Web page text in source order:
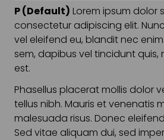
P (Default) Lorem ipsum dolor
consectetur adipiscing elit.
vel eleifend eu, blandit nec
sem, dapibus vel tincidunt quis,
est.
Phasellus placerat mollis dolor
tellus nibh. Mauris et venenatis
malesuada risus. Donec
Sed vitae aliquam dui, sed